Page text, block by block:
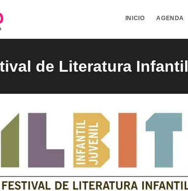
INICIO AGENDA
de Literatura Infantil